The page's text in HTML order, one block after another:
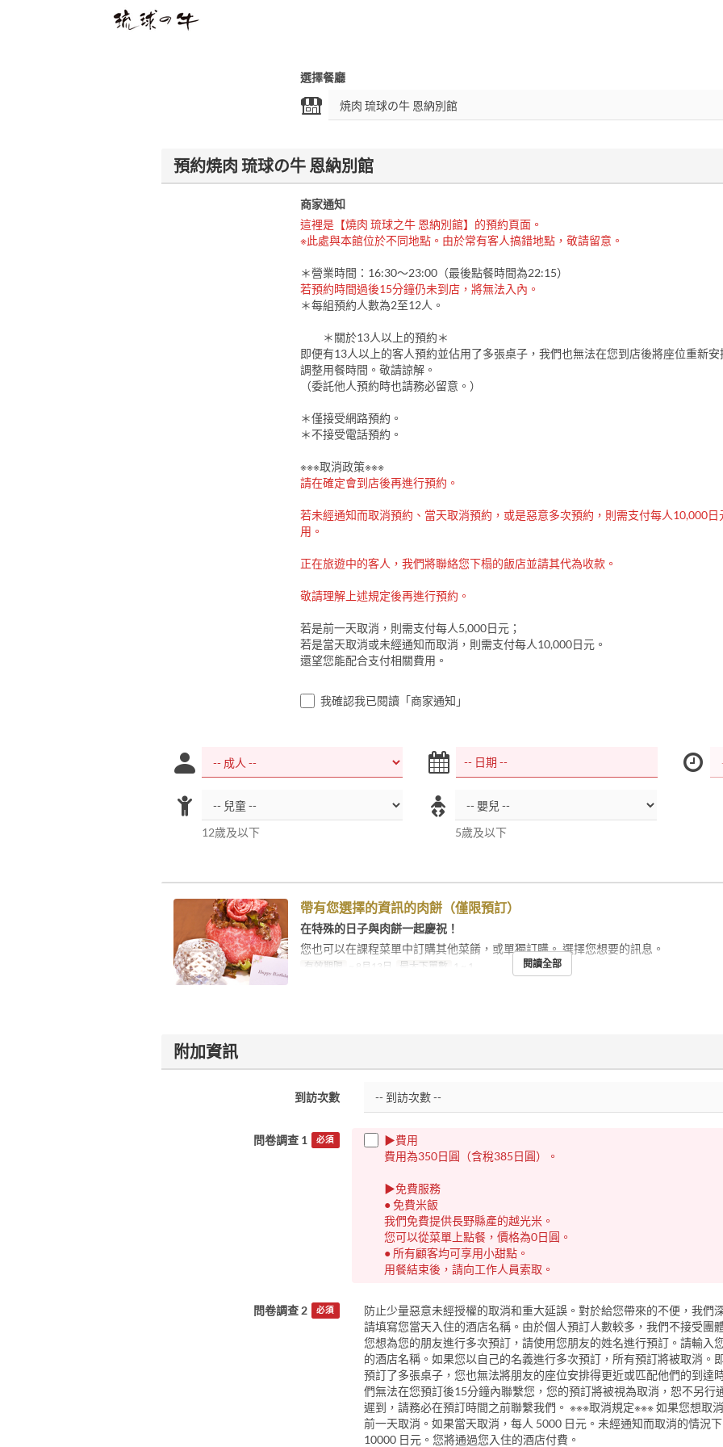
選擇餐廳
預約焼肉 琉球の牛 恩納別館
商家通知
這裡是【燒肉 琉球之牛 恩納別館】的預約頁面。
※此處與本館位於不同地點。由於常有客人搞錯地點，敬請留意。
＊營業時間：16:30～23:00（最後點餐時間為22:15）
若預約時間過後15分鐘仍未到店，將無法入內。
＊每組預約人數為2至12人。
＊關於13人以上的預約＊
即便有13人以上的客人預約並佔用了多張桌子，我們也無法在您到店後將座位重新安
調整用餐時間。敬請諒解。
（委託他人預約時也請務必留意。）
＊僅接受網路預約。
＊不接受電話預約。
※※※取消政策※※※
請在確定會到店後再進行預約。
若未經通知而取消預約、當天取消預約，或是惡意多次預約，則需支付每人10,000日
用。
正在旅遊中的客人，我們將聯絡您下榻的飯店並請其代為收款。
敬請理解上述規定後再進行預約。
若是前一天取消，則需支付每人5,000日元；
若是當天取消或未經通知而取消，則需支付每人10,000日元。
還望您能配合支付相關費用。
我確認我已閱讀「商家通知」
12歲及以下 5歲及以下
帶有您選擇的資訊的肉餅（僅限預訂）
在特殊的日子與肉餅一起慶祝！
您也可以在課程菜單中訂購其他菜餚，或單獨訂購。 選擇您想要的訊息。
有效期限 ~ 8月13日 最大下單數 1 ~ 1 閱讀全部
附加資訊
到訪次數
問卷調查 1 必須
▶︎費用
費用為350日圓（含稅385日圓）。
▶︎免費服務
● 免費米飯
我們免費提供長野縣產的越光米。
您可以從菜單上點餐，價格為0日圓。
● 所有顧客均可享用小甜點。
用餐結束後，請向工作人員索取。
問卷調查 2 必須
防止少量惡意未經授權的取消和重大延誤。對於給您帶來的不便，我們
請填寫您當天入住的酒店名稱。由於個人預訂人數較多，我們不接受團
您想為您的朋友進行多次預訂，請使用您朋友的姓名進行預訂。請輸入
的酒店名稱。如果您以自己的名義進行多次預訂，所有預訂將被取消。
預訂了多張桌子，您也無法將朋友的座位安排得更近或匹配他們的到達
們無法在您預訂後15分鐘內聯繫您，您的預訂將被視為取消，恕不另行
遲到，請務必在預訂時間之前聯繫我們。 ※※※取消規定※※※ 如果您想取
前一天取消。如果當天取消，每人 5000 日元。未經通知而取消的情況
10000 日元。您將通過您入住的酒店付費。